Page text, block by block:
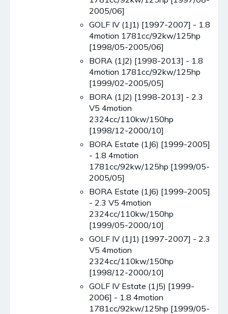
2005/06]
GOLF IV (1J1) [1997-2007] - 1.8
4motion 1781cc/92kw/125hp
[1998/05-2005/06]
BORA (1J2) [1998-2013] - 1.8
4motion 1781cc/92kw/125hp
[1999/02-2005/05]
BORA (1J2) [1998-2013] - 2.3
V5 4motion
2324cc/110kw/150hp
[1998/12-2000/10]
BORA Estate (1J6) [1999-2005]
- 1.8 4motion
1781cc/92kw/125hp [1999/05-
2005/05]
BORA Estate (1J6) [1999-2005]
- 2.3 V5 4motion
2324cc/110kw/150hp
[1999/05-2000/10]
GOLF IV (1J1) [1997-2007] - 2.3
V5 4motion
2324cc/110kw/150hp
[1998/12-2000/10]
GOLF IV Estate (1J5) [1999-
2006] - 1.8 4motion
1781cc/92kw/125hp [1999/05-